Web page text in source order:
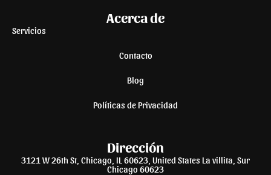
Acerca de
Servicios
Contacto
Blog
Políticas de Privacidad
Dirección
3121 W 26th St, Chicago, IL 60623, United States La villita, Sur
Chicago 60623